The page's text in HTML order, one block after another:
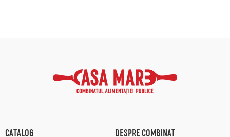
CATALOG DESPRE COMBINAT